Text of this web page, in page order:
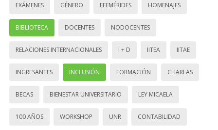
EXÁMENES GÉNERO EFEMÉRIDES HOMENAJES
BIBLIOTECA DOCENTES NODOCENTES
RELACIONES INTERNACIONALES I + D IITEA IITAE
INGRESANTES INCLUSIÓN FORMACIÓN CHARLAS
BECAS BIENESTAR UNIVERSITARIO LEY MICAELA
100 AÑOS WORKSHOP UNR CONTABILIDAD